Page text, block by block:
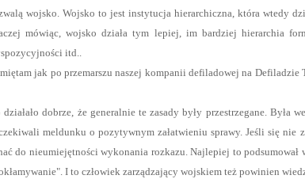
wojsko. Wojsko to jest instytucja hierarchiczna, która wtedy
mówiąc, wojsko działa tym lepiej, im bardziej hierarchia
itd..
jak po przemarszu naszej kompanii defiladowej na
dobrze, że generalnie te zasady były przestrzegane.
meldunku o pozytywnym załatwieniu sprawy. Jeśli się nie
do nieumiejętności wykonania rozkazu. Najlepiej to
I to człowiek zarządzający wojskiem też powinien